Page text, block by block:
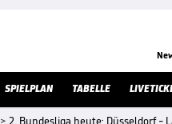
SPIELPLAN TABELLE
> 2. Bundesliga heute: Düsseldorf -